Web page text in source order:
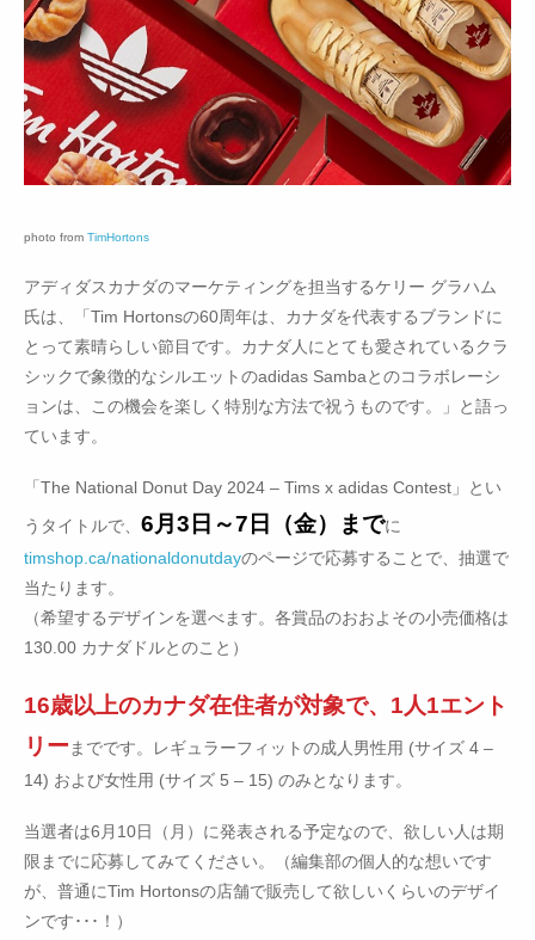
photo from TimHortons
アディダスカナダのマーケティングを担当するケリー グラハム
氏は、「Tim Hortonsの60周年は、カナダを代表するブランドに
とって素晴らしい節目です。カナダ人にとても愛されているクラ
シックで象徴的なシルエットのadidas Sambaとのコラボレーシ
ョンは、この機会を楽しく特別な方法で祝うものです。」と語っ
ています。
「The National Donut Day 2024 – Tims x adidas Contest」とい
うタイトルで、 6月3日～7日（金）までに
timshop.ca/nationaldonutdayのページで応募することで、抽選で
当たります。
（希望するデザインを選べます。各賞品のおおよその小売価格は
130.00 カナダドルとのこと）
16歳以上のカナダ在住者が対象で、1人1エント
リーまでです。レギュラーフィットの成人男性用 (サイズ 4 –
14) および女性用 (サイズ 5 – 15) のみとなります。
当選者は6月10日（月）に発表される予定なので、欲しい人は期
限までに応募してみてください。（編集部の個人的な想いです
が、普通にTim Hortonsの店舗で販売して欲しいくらいのデザイ
ンです･･･！）